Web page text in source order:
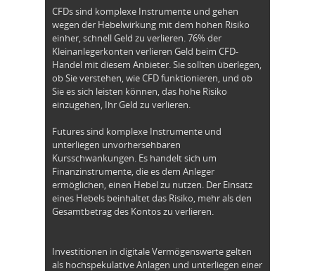
CFDs sind komplexe Instrumente und gehen
wegen der Hebelwirkung mit dem hohen Risiko
einher, schnell Geld zu verlieren. 76% der
Kleinanlegerkonten verlieren Geld beim CFD-
Handel mit diesem Anbieter. Sie sollten überlegen,
ob Sie verstehen, wie CFD funktionieren, und ob
Sie es sich leisten können, das hohe Risiko
einzugehen, Ihr Geld zu verlieren.
Futures sind komplexe Instrumente und
unterliegen unvorhersehbaren
Kursschwankungen. Es handelt sich um
Finanzinstrumente, die es dem Anleger
ermöglichen, einen Hebel zu nutzen. Der Einsatz
eines Hebels beinhaltet das Risiko, mehr als den
Gesamtbetrag des Kontos zu verlieren.
Investitionen in digitale Vermögenswerte gelten
als hochspekulative Anlagen und unterliegen einer